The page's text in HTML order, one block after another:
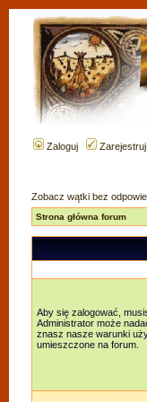
Zaloguj Zarejestruj
Zobacz wątki bez
Strona główna forum
Aby się zalogować,
Administrator może
znasz nasze warunki
umieszczone na forum.